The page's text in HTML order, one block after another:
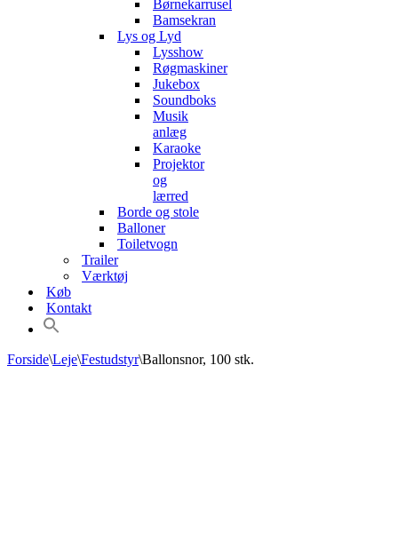
Børnekarrusel
Bamsekran
Lys og Lyd
Lysshow
Røgmaskiner
Jukebox
Soundboks
Musik
anlæg
Karaoke
Projektor
og
lærred
Borde og stole
Balloner
Toiletvogn
Trailer
Værktøj
Køb
Kontakt
Forside\Leje\Festudstyr\Ballonsnor, 100 stk.